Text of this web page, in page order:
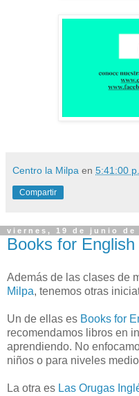
Centro la Milpa en 5:41:00 p.
Compartir
viernes, 19 de junio de
Books for
Además de las clases de
Milpa, tenemos otras
Un de ellas es Books for
recomendamos libros en
aprendiendo. No
niños o para niveles
La otra es Las Orugas